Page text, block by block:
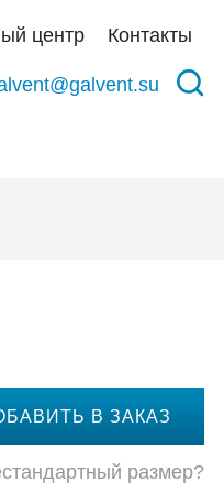
центр Контакты
В ЗАКАЗ
размер?